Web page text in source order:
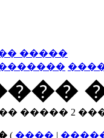
�����
����� 2
( ���� |